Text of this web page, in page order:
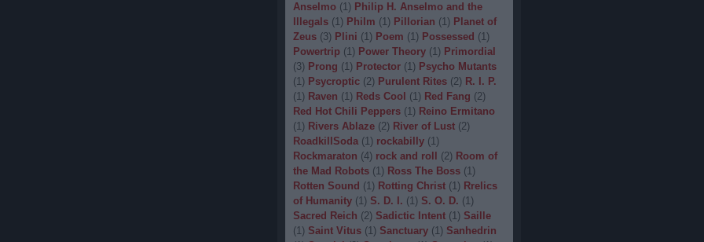
Anselmo (1) Philip H. Anselmo and the
Illegals (1) Philm (1) Pillorian (1) Planet of
Zeus (3) Plini (1) Poem (1) Possessed (1)
Powertrip (1) Power Theory (1) Primordial
(3) Prong (1) Protector (1) Psycho Mutants
(1) Psycroptic (2) Purulent Rites (2) R. I. P.
(1) Raven (1) Reds Cool (1) Red Fang (2)
Red Hot Chili Peppers (1) Reino Ermitano
(1) Rivers Ablaze (2) River of Lust (2)
RoadkillSoda (1) rockabilly (1)
Rockmaraton (4) rock and roll (2) Room of
the Mad Robots (1) Ross The Boss (1)
Rotten Sound (1) Rotting Christ (1) Rrelics
of Humanity (1) S. D. I. (1) S. O. D. (1)
Sacred Reich (2) Sadictic Intent (1) Saille
(1) Saint Vitus (1) Sanctuary (1) Sanhedrin